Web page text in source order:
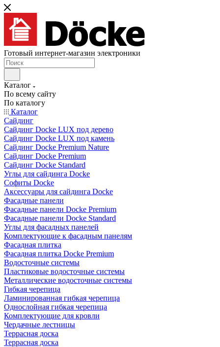
Готовый интернет-магазин электроники
Каталог
По всему сайту
По каталогу
Каталог
Сайдинг
Сайдинг Docke LUX под дерево
Сайдинг Docke LUX под камень
Сайдинг Docke Premium Nature
Сайдинг Docke Premium
Сайдинг Docke Standard
Углы для сайдинга Docke
Софиты Docke
Аксессуары для сайдинга Docke
Фасадные панели
Фасадные панели Docke Premium
Фасадные панели Docke Standard
Углы для фасадных панелей
Комплектующие к фасадным панелям
Фасадная плитка
Фасадная плитка Docke Premium
Водосточные системы
Пластиковые водосточные системы
Металлические водосточные системы
Гибкая черепица
Ламинированная гибкая черепица
Однослойная гибкая черепица
Комплектующие для кровли
Чердачные лестницы
Террасная доска
Террасная доска